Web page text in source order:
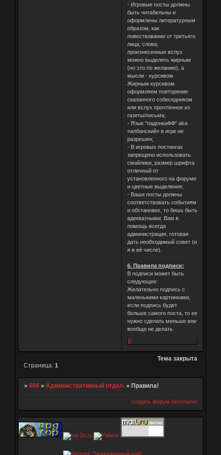
- Игровые посты должны
быть читабельны и
оформлены литературным
образом, как
повествование от третьего
лица; слова,
произнесенные вслух
можно выделять жирным
(но это по желанию), а
мысли - курсивом.
Жирным курсивом
оформляем повторение
сказанного собеседником
или вслух прочтённое из
газеты/письма;
- Язык "падонкаФФ" aka
«албанский» в игре не
разрешен;
- В игровых постингах
запрещено использовать
смайлики, размер шрифта
отличный от
установленного на форуме
и цветные выделения;
- Ваши посты должны
соответствовать событиям
и обстановке, то бишь быть
адекватными. Вам в
помощь всегда
администрация, готовая
дать необходимый совет (и
я в её числе).
6. Правила подписи:
В подписи может быть
следующее:
Желательно подпись с
маленькими картинками,
если подпись будет
больше самого поста, то ее
нужно сделать меньше или
вообще не делать.
0
Тема закрыта
Страница: 1
» 666 » Административный отдел. » Правила!
создать форум бесплатно